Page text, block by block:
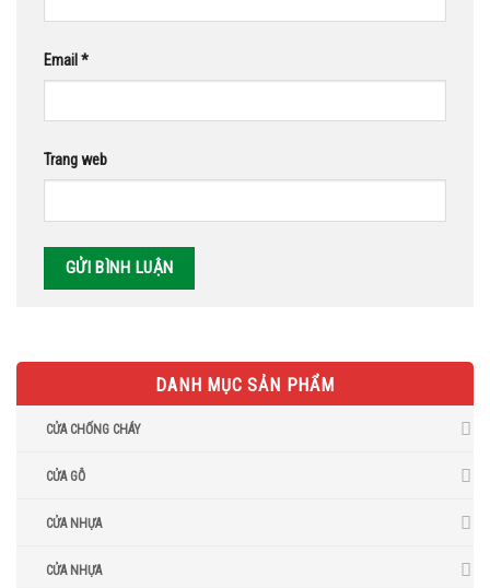
Email *
Trang web
DANH MỤC SẢN PHẨM
CỬA CHỐNG CHÁY
CỬA GỖ
CỬA NHỰA
CỬA NHỰA